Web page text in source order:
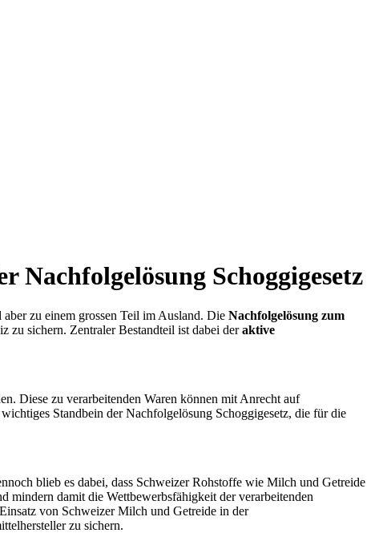
Schoggigesetz
zu einem grossen Teil im Ausland. Die Nachfolgelösung zum
zu sichern. Zentraler Bestandteil ist dabei deraktive
Diese zu verarbeitenden Waren können mit Anrecht auf
Standbein der Nachfolgelösung Schoggigesetz, die für die
blieb es dabei, dass Schweizer Rohstoffe wie Milch und Getreide
mindern damit die Wettbewerbsfähigkeit der verarbeitenden
von Schweizer Milch und Getreide in der
zu sichern.